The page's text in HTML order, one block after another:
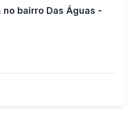
no bairro Das Águas -